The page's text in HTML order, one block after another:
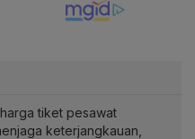
tiket pesawat
keterjangkauan,